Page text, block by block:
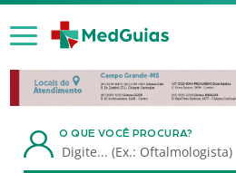
Ir para o conteúdo
O QUE VOCÊ PROCURA?